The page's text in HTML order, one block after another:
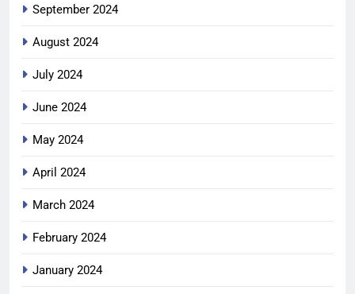
September 2024
August 2024
July 2024
June 2024
May 2024
April 2024
March 2024
February 2024
January 2024